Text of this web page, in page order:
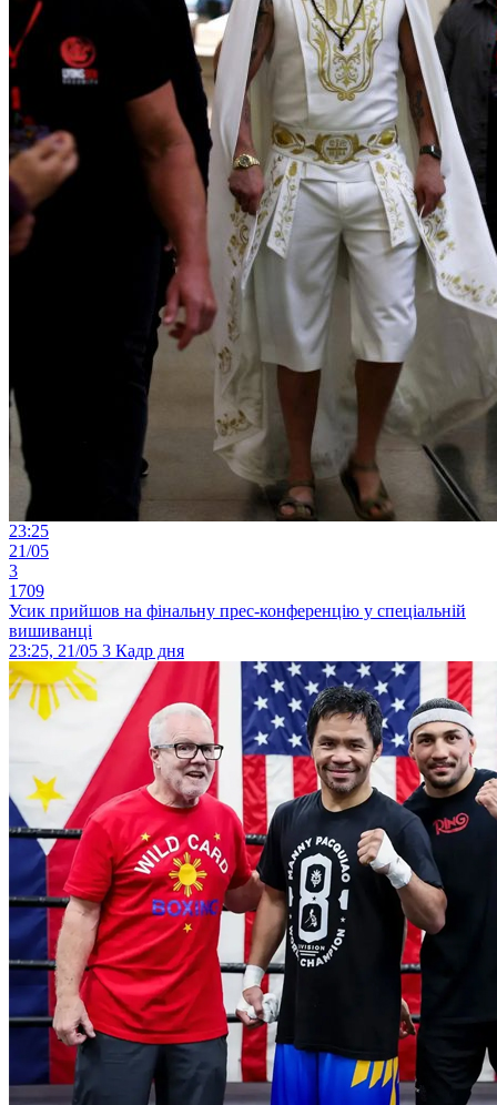
23:25
21/05
3
1709
Усик прийшов на фінальну прес-конференцію у спеціальній
вишиванці
23:25, 21/05 3 Кадр дня